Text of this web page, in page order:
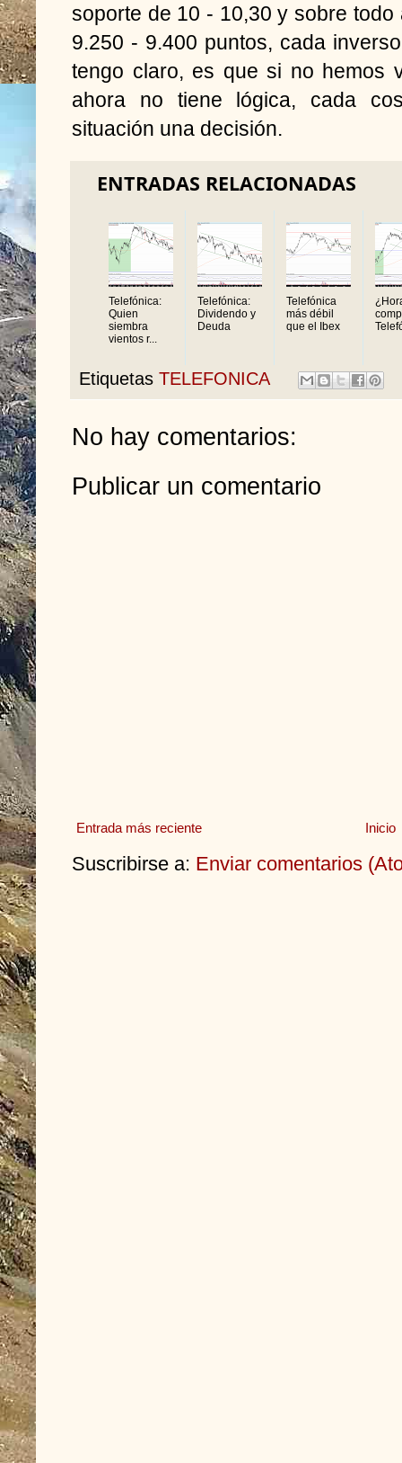
soporte de 10 - 10,30 y sobre
9.250 - 9.400 puntos, cada
tengo claro, es que si no hemos
ahora no tiene lógica, cada
situación una decisión.
ENTRADAS RELACIONADAS
Telefónica:
Quien
siembra
vientos r...
Telefónica:
Dividendo y
Deuda
Telefónica
más débil
que el Ibex
Etiquetas TELEFONICA
No hay comentarios:
Publicar un comentario
Entrada más reciente Inicio
Suscribirse a: Enviar comentarios